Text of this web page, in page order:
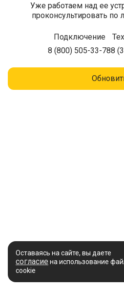
Уже работаем над ее
проконсультировать
Подключение
8 (800) 505-33-788
Оставаясь на сайте, вы даете
согласие на использование
cookie